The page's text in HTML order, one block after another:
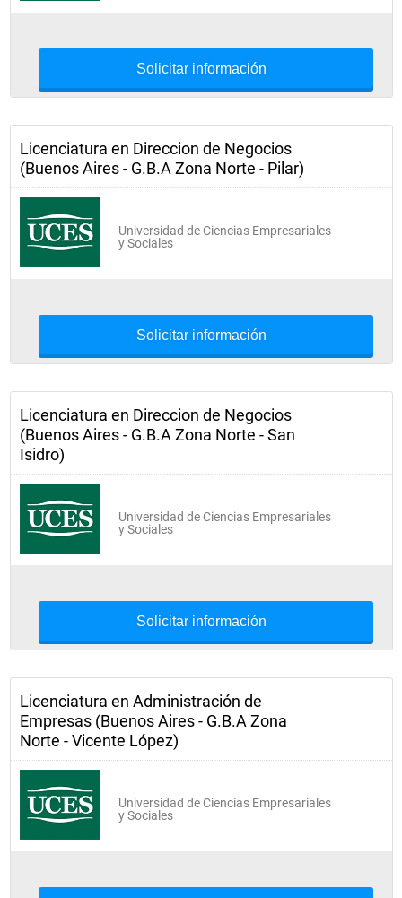
Solicitar información
Licenciatura en Direccion de Negocios
(Buenos Aires - G.B.A Zona Norte - Pilar)
Universidad de Ciencias Empresariales
y Sociales
Solicitar información
Licenciatura en Direccion de Negocios
(Buenos Aires - G.B.A Zona Norte - San
Isidro)
Universidad de Ciencias Empresariales
y Sociales
Solicitar información
Licenciatura en Administración de
Empresas (Buenos Aires - G.B.A Zona
Norte - Vicente López)
Universidad de Ciencias Empresariales
y Sociales